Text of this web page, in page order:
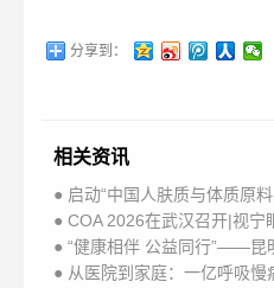
分享到：
相关资讯
● 启动“中国人肤质与体质原
● COA 2026在武汉召开|视
● “健康相伴 公益同行”——昆
● 从医院到家庭：一亿呼吸慢